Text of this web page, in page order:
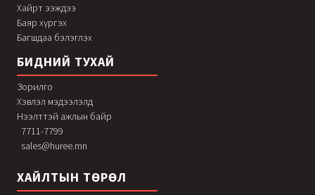
Хайрт ээждээ
Баяр хүргэх
Багшдаа бэлэглэх
БИДНИЙ ТУХАЙ
Зорилго
Хэвлэл мэдээлэлд
Нээлттэй ажлын байр
7711-7799
sales@huree.mn
ХАЙЛТЫН ТӨРӨЛ